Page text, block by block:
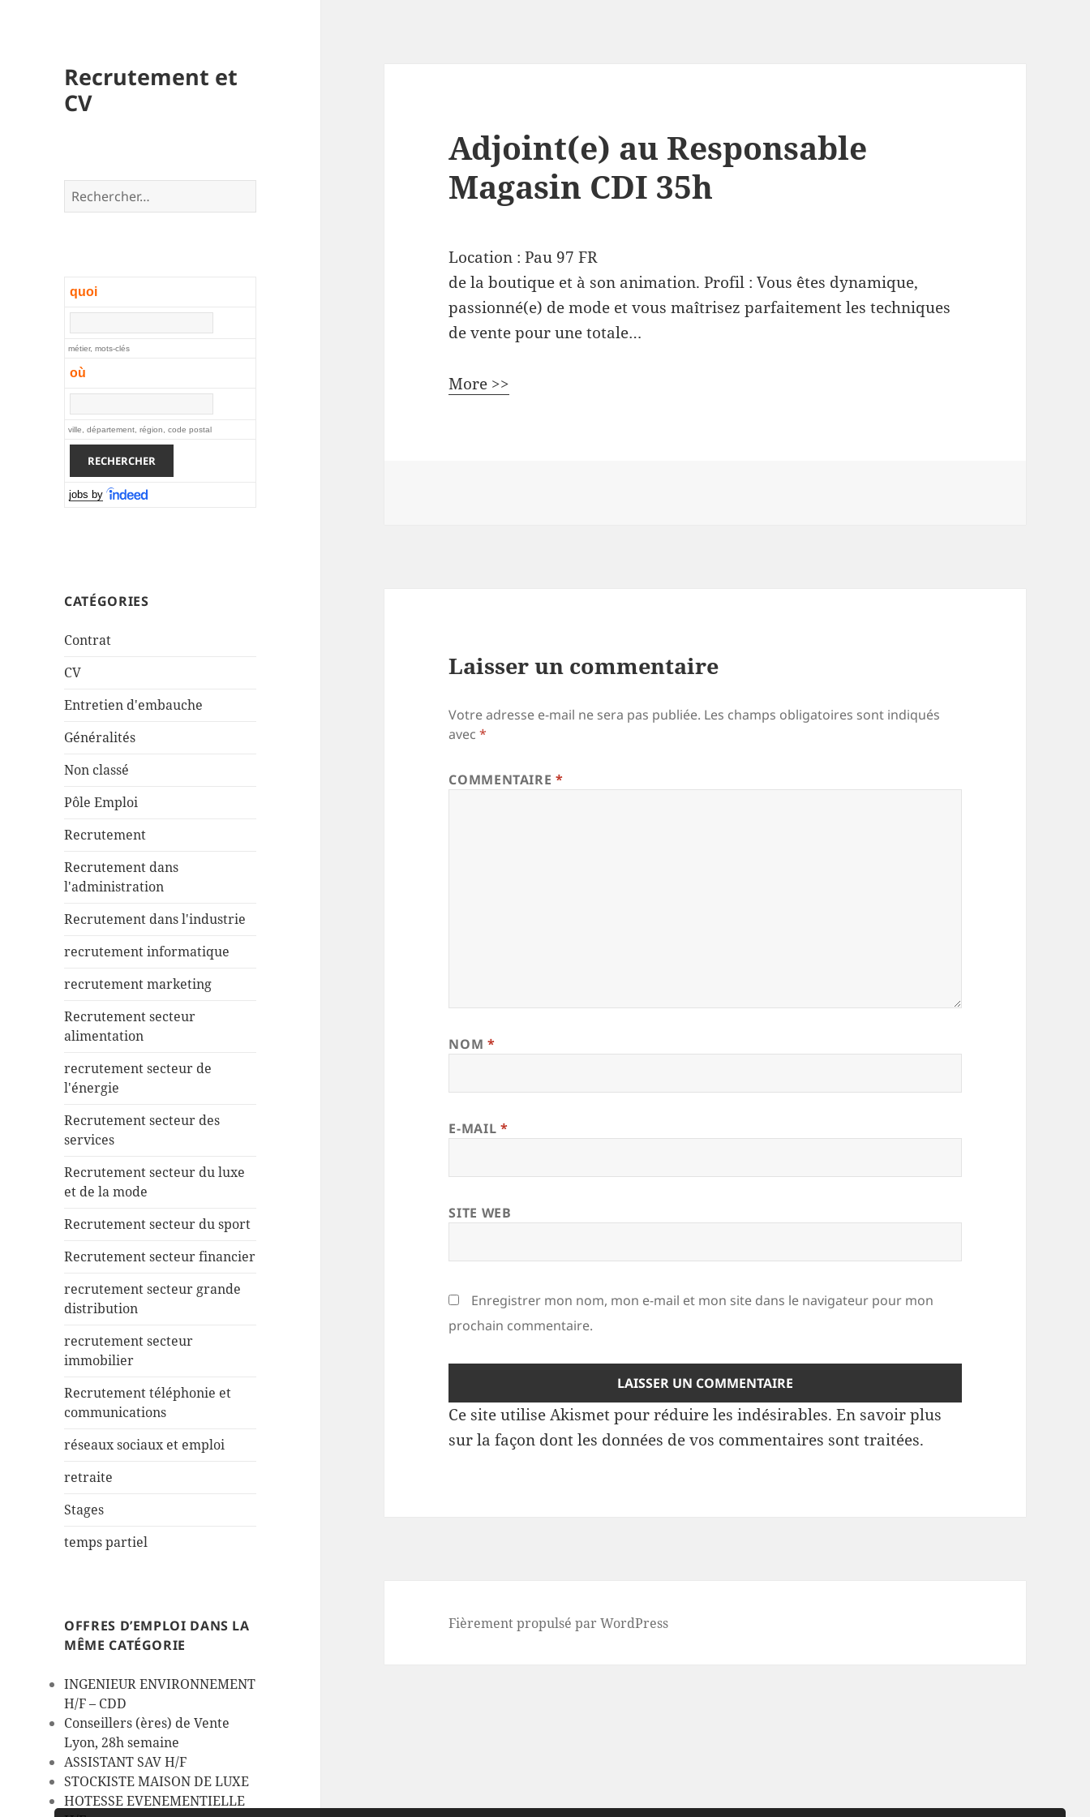
Recrutement et
CV
Rechercher :
quoi
métier, mots-clés
où
ville, département, région, code postal
jobs by
CATÉGORIES
Contrat
CV
Entretien d'embauche
Généralités
Non classé
Pôle Emploi
Recrutement
Recrutement dans
l'administration
Recrutement dans l'industrie
recrutement informatique
recrutement marketing
Recrutement secteur
alimentation
recrutement secteur de
l'énergie
Recrutement secteur des
services
Recrutement secteur du luxe
et de la mode
Recrutement secteur du sport
Recrutement secteur financier
recrutement secteur grande
distribution
recrutement secteur
immobilier
Recrutement téléphonie et
communications
réseaux sociaux et emploi
retraite
Stages
temps partiel
OFFRES D’EMPLOI DANS LA
MÊME CATÉGORIE
INGENIEUR ENVIRONNEMENT
H/F – CDD
Conseillers (ères) de Vente
Lyon, 28h semaine
ASSISTANT SAV H/F
STOCKISTE MAISON DE LUXE
HOTESSE EVENEMENTIELLE
Adjoint(e) au Responsable
Magasin CDI 35h
Location :Pau 97 FR
de la boutique et à son animation. Profil : Vous êtes dynamique,
passionné(e) de mode et vous maîtrisez parfaitement les techniques
de vente pour une totale…
More >>
Laisser un commentaire
Votre adresse e-mail ne sera pas publiée. Les champs obligatoires sont indiqués
avec*
COMMENTAIRE*
NOM *
E-MAIL *
SITE WEB
Enregistrer mon nom, mon e-mail et mon site dans le navigateur pour mon
prochain commentaire.
Ce site utilise Akismet pour réduire les indésirables.En savoir plus
sur la façon dont les données de vos commentaires sont traitées.
Fièrement propulsé par WordPress